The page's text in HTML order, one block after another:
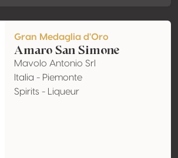
Gran Medaglia d'Oro
Amaro San Simone
Mavolo Antonio Srl
Italia - Piemonte
Spirits - Liqueur